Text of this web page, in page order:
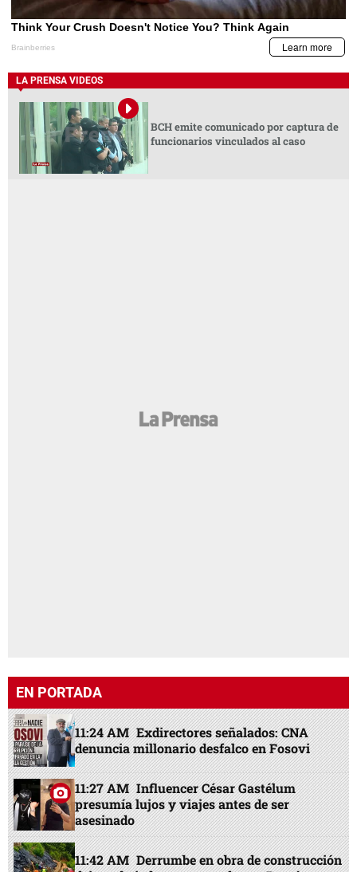
LA PRENSA VIDEOS
BCH emite comunicado por captura de
funcionarios vinculados al caso
EN PORTADA
11:24 AM Exdirectores señalados: CNA
denuncia millonario desfalco en Fosovi
11:27 AM Influencer César Gastélum
presumía lujos y viajes antes de ser
asesinado
11:42 AM Derrumbe en obra de construcción